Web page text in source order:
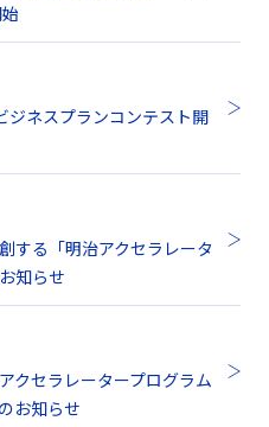
ジネスプランコンテスト開
する「明治アクセラレータ
知らせ
クセラレータープログラム
お知らせ